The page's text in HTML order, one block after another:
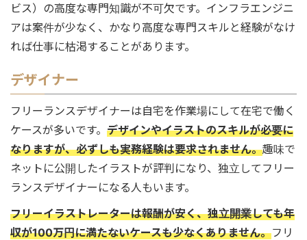
ビス）の高度な専門知識が不可欠です。インフラエンジニ
アは案件が少なく、かなり高度な専門スキルと経験がなけ
れば仕事に枯渇することがあります。
デザイナー
フリーランスデザイナーは自宅を作業場にして在宅で働く
ケースが多いです。 デザインやイラストのスキルが必要に
なりますが、必ずしも実務経験は要求されません。趣味で
ネットに公開したイラストが評判になり、独立してフリー
ランスデザイナーになる人もいます。
フリーイラストレーターは報酬が安く、独立開業しても年
収が100万円に満たないケースも少なくありません。フリ